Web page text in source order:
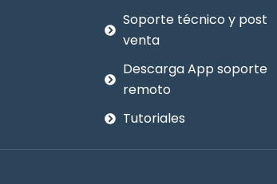
Soporte técnico y post
venta
Descarga App soporte
remoto
Tutoriales